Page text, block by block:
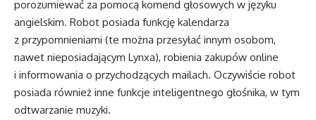
porozumiewać za pomocą komend głosowych w języku
angielskim. Robot posiada funkcję kalendarza
z przypomnieniami (te można przesyłać innym osobom,
nawet nieposiadającym Lynxa), robienia zakupów online
i informowania o przychodzących mailach. Oczywiście robot
posiada również inne funkcje inteligentnego głośnika, w tym
odtwarzanie muzyki.